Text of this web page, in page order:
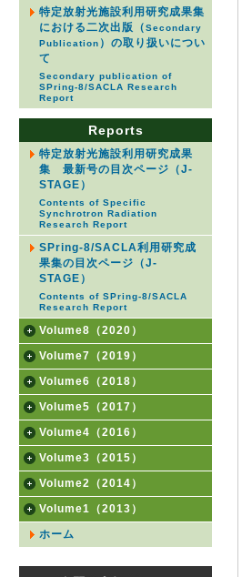
特定放射光施設利用研究成果集
における二次出版（Secondary
Publication ）の取り扱いについ
て
Secondary publication of
SPring-8/SACLA Research
Report
Reports
特定放射光施設利用研究成果
集 最新号の目次ページ（J-
STAGE）
Contents of Specific
Synchrotron Radiation
Research Report
SPring-8/SACLA利用研究成
果集の目次ページ（J-
STAGE）
Contents of SPring-8/SACLA
Research Report
Volume8（2020）
Volume7（2019）
Volume6（2018）
Volume5（2017）
Volume4（2016）
Volume3（2015）
Volume2（2014）
Volume1（2013）
ホーム